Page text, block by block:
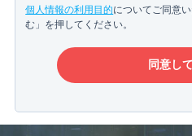
個人情報の利用目的についてご同意
む」を押してください。